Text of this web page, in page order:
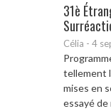
31è
Célia - 4
tellement
mises en
essayé de